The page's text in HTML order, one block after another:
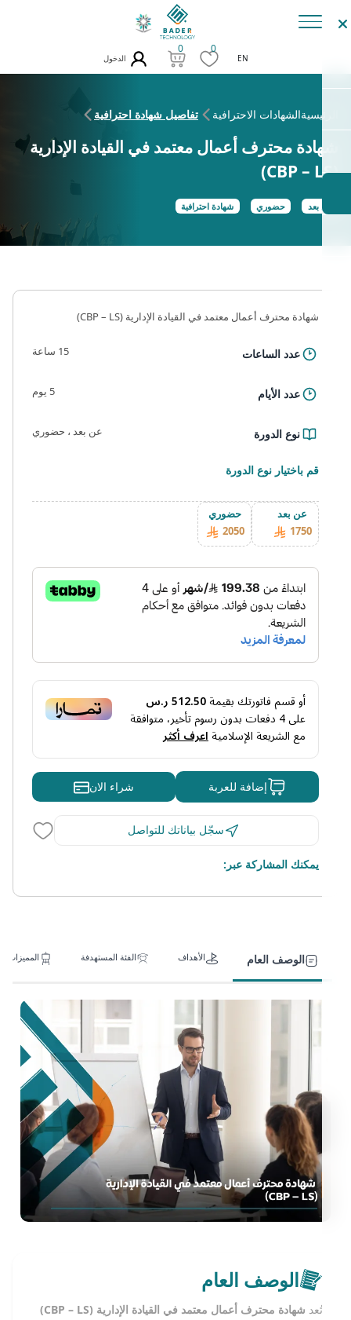
EN
0
0
الدخول
الرئيسيةالشهادات الاحترافية تفاصيل شهادة احترافية
شهادة محترف أعمال معتمد في القيادة الإدارية
(CBP – LS)
عن بعد حضوري شهادة احترافية
الوصف العام الأهداف الفئة المستهدفة المميزات
الوصف العام
تُعد شهادة محترف أعمال معتمد في القيادة الإدارية (CBP – LS)
شهادة محترف أعمال معتمد في القيادة الإدارية (CBP – LS)
عدد الساعات 15 ساعة
عدد الأيام 5 يوم
نوع الدورة عن بعد ، حضوري
قم باختيار نوع الدورة
عن بعد
1750
حضوري
2050
أو قسم فاتورتك بقيمة512.50 ر.س
على4 دفعات بدون رسوم تأخير، متوافقة
مع الشريعة الإسلاميةاعرف أكثر
إضافة للعربة شراء الان
سجّل بياناتك للتواصل
يمكنك المشاركة عبر: